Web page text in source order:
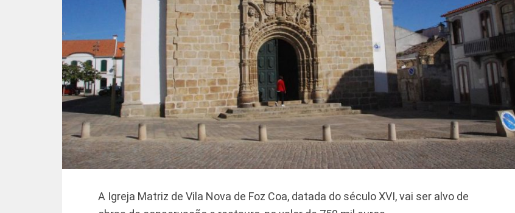
A Igreja Matriz de Vila Nova de Foz Coa, datada do século XVI, vai ser alvo de